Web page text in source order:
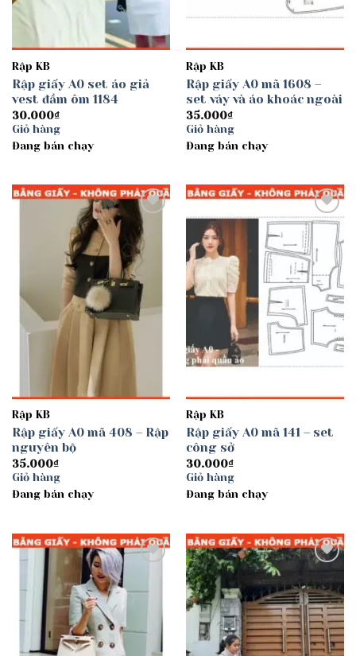
Rập KB
Rập giấy A0 set áo giả
vest đầm ôm 1184
30.000₫
Giỏ hàng
Đang bán chạy
Rập KB
Rập giấy A0 mã 1608 –
set váy và áo khoác ngoài
35.000₫
Giỏ hàng
Đang bán chạy
Add to
wishlist
Rập KB
Rập giấy A0 mã 408 – Rập
nguyên bộ
35.000₫
Giỏ hàng
Đang bán chạy
Add to
wishlist
Rập KB
Rập giấy A0 mã 141 – set
công sở
30.000₫
Giỏ hàng
Đang bán chạy
wishlist
wishlist